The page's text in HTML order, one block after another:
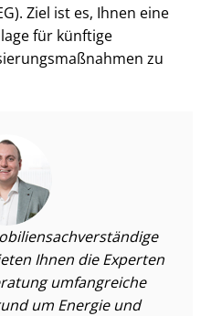
Ziel ist es, Ihnen eine
für künftige
zu
Ihnen die Experten
umfangreiche
um Energie und